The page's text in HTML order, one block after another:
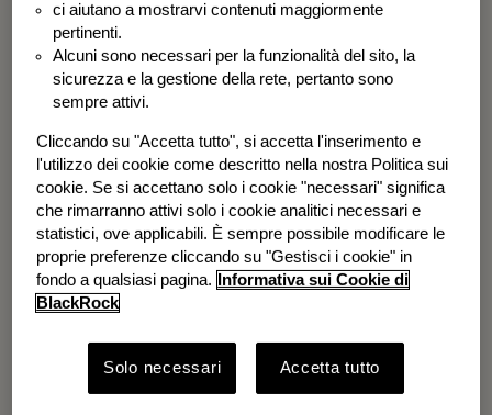
BSF Systematic World Equity Fund
BGF Systematic Global Equity High
Income Fund
ci aiutano a mostrarvi contenuti maggiormente
pertinenti.
Alcuni sono necessari per la funzionalità del sito, la
sicurezza e la gestione della rete, pertanto sono
sempre attivi.
Cliccando su "Accetta tutto", si accetta l'inserimento e
l'utilizzo dei cookie come descritto nella nostra Politica sui
cookie. Se si accettano solo i cookie "necessari" significa
che rimarranno attivi solo i cookie analitici necessari e
statistici, ove applicabili. È sempre possibile modificare le
proprie preferenze cliccando su "Gestisci i cookie" in
fondo a qualsiasi pagina.
Informativa sui Cookie di
BlackRock
Solo necessari Accetta tutto